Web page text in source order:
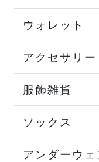
ウォレット
アクセサリー
服飾雑貨
ソックス
アンダーウェ